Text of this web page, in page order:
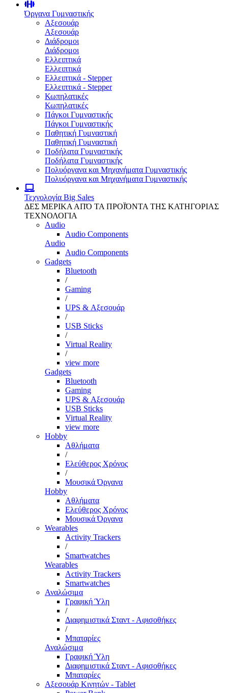
Όργανα Γυμναστικής
Αξεσουάρ
Αξεσουάρ
Διάδρομοι
Διάδρομοι
Ελλειπτικά
Ελλειπτικά
Ελλειπτικά - Stepper
Ελλειπτικά - Stepper
Κωπηλατικές
Κωπηλατικές
Πάγκοι Γυμναστικής
Πάγκοι Γυμναστικής
Παθητική Γυμναστική
Παθητική Γυμναστική
Ποδήλατα Γυμναστικής
Ποδήλατα Γυμναστικής
Πολυόργανα και Μηχανήματα Γυμναστικής
Πολυόργανα και Μηχανήματα Γυμναστικής
Τεχνολογία Big Sales
ΔΕΣ ΜΕΡΙΚΑ ΑΠΌ ΤΑ ΠΡΟΪΌΝΤΑ ΤΗΣ ΚΑΤΗΓΟΡΙΑΣ
ΤΕΧΝΟΛΟΓΙΑ
Audio
Audio Components
Audio
Audio Components
Gadgets
Bluetooth
/
Gaming
/
UPS & Αξεσουάρ
/
USB Sticks
/
Virtual Reality
/
view more
Gadgets
Bluetooth
Gaming
UPS & Αξεσουάρ
USB Sticks
Virtual Reality
view more
Hobby
Αθλήματα
/
Ελεύθερος Χρόνος
/
Μουσικά Όργανα
Hobby
Αθλήματα
Ελεύθερος Χρόνος
Μουσικά Όργανα
Wearables
Activity Trackers
/
Smartwatches
Wearables
Activity Trackers
Smartwatches
Αναλώσιμα
Γραφική Ύλη
/
Διαφημιστικά Σταντ - Αφισοθήκες
/
Μπαταρίες
Αναλώσιμα
Γραφική Ύλη
Διαφημιστικά Σταντ - Αφισοθήκες
Μπαταρίες
Αξεσουάρ Κινητών - Tablet